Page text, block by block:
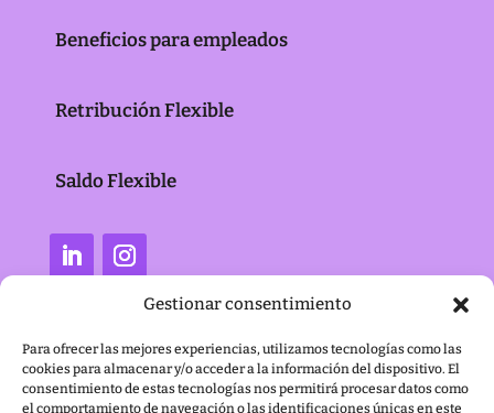
Gestionar consentimiento
Para ofrecer las mejores experiencias, utilizamos tecnologías como las
cookies para almacenar y/o acceder a la información del dispositivo. El
consentimiento de estas tecnologías nos permitirá procesar datos como
el comportamiento de navegación o las identificaciones únicas en este
Beneficios para empleados
Retribución Flexible
Saldo Flexible